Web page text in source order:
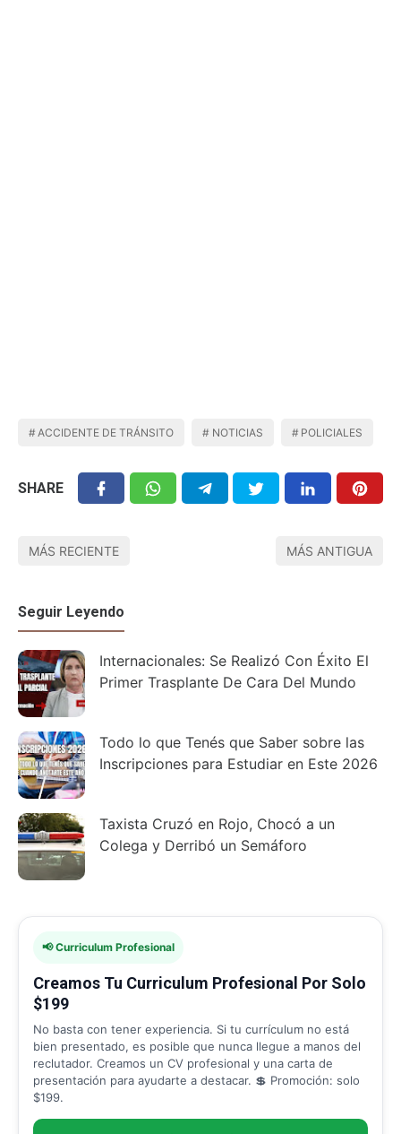
ACCIDENTE DE TRÁNSITO NOTICIAS POLICIALES
SHARE
MÁS RECIENTE MÁS ANTIGUA
Seguir Leyendo
Internacionales: Se Realizó Con Éxito El
Primer Trasplante De Cara Del Mundo
Todo lo que Tenés que Saber sobre las
Inscripciones para Estudiar en Este 2026
Taxista Cruzó en Rojo, Chocó a un
Colega y Derribó un Semáforo
📢 Curriculum Profesional
Creamos Tu Curriculum Profesional Por Solo
$199
No basta con tener experiencia. Si tu currículum no está
bien presentado, es posible que nunca llegue a manos del
reclutador. Creamos un CV profesional y una carta de
presentación para ayudarte a destacar. 💲 Promoción: solo
$199.